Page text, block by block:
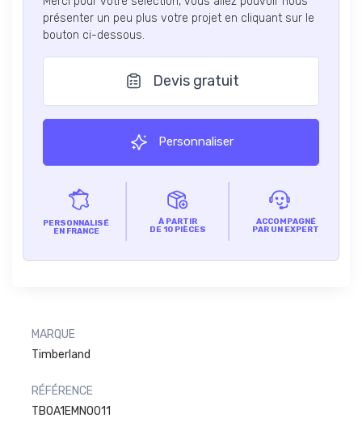
présenter un peu plus votre projet en cliquant sur le
bouton ci-dessous.
Devis gratuit
Personnaliser
PERSONNALISÉ
EN FRANCE
À PARTIR
DE 10 PIÈCES
ACCOMPAGNÉ
PAR UN EXPERT
MARQUE
Timberland
RÉFÉRENCE
TB0A1EMN0011